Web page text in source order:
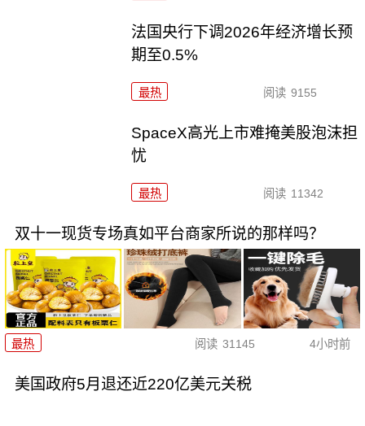
法国央行下调2026年经济增长预
期至0.5%
最热 阅读 9155
SpaceX高光上市难掩美股泡沫担
忧
最热 阅读 11342
双十一现货专场真如平台商家所说的那样吗？
最热 阅读 31145 4小时前
美国政府5月退还近220亿美元关税